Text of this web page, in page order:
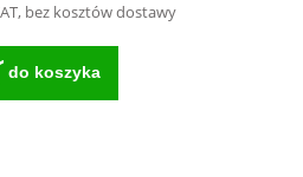
bez kosztów dostawy
do koszyka